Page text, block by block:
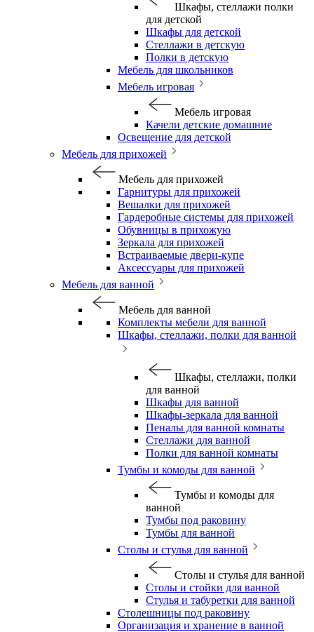
Шкафы, стеллажи полки
для детской
Шкафы для детской
Стеллажи в детскую
Полки в детскую
Мебель для школьников
Мебель игровая
Мебель игровая
Качели детские домашние
Освещение для детской
Мебель для прихожей
Мебель для прихожей
Гарнитуры для прихожей
Вешалки для прихожей
Гардеробные системы для прихожей
Обувницы в прихожую
Зеркала для прихожей
Встраиваемые двери-купе
Аксессуары для прихожей
Мебель для ванной
Мебель для ванной
Комплекты мебели для ванной
Шкафы, стеллажи, полки для ванной
Шкафы, стеллажи, полки
для ванной
Шкафы для ванной
Шкафы-зеркала для ванной
Пеналы для ванной комнаты
Стеллажи для ванной
Полки для ванной комнаты
Тумбы и комоды для ванной
Тумбы и комоды для
ванной
Тумбы под раковину
Тумбы для ванной
Столы и стулья для ванной
Столы и стулья для ванной
Столы и стойки для ванной
Стулья и табуретки для ванной
Столешницы под раковину
Организация и хранение в ванной